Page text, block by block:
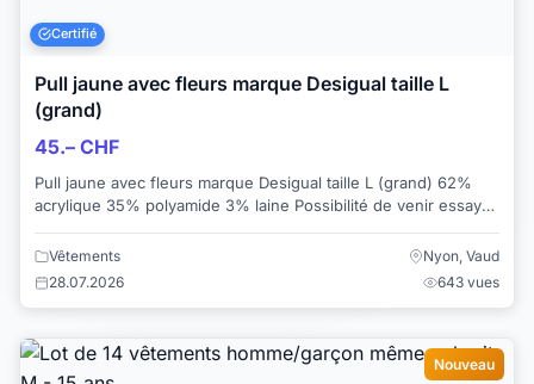
Certifié
Pull jaune avec fleurs marque Desigual taille L
(grand)
45.– CHF
Pull jaune avec fleurs marque Desigual taille L (grand) 62%
acrylique 35% polyamide 3% laine Possibilité de venir essayer
sans obligation d'acha...
Vêtements
Nyon, Vaud
28.07.2026
643 vues
Nouveau